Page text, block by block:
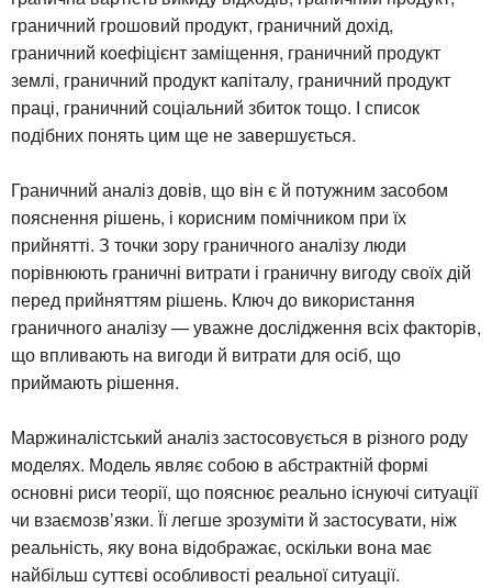
граничний грошовий продукт, граничний дохід,
граничний коефіцієнт заміщення, граничний продукт
землі, граничний продукт капіталу, граничний продукт
праці, граничний соціальний збиток тощо. І список
подібних понять цим ще не завершується.
Граничний аналіз довів, що він є й потужним засобом
пояснення рішень, і корисним помічником при їх
прийнятті. З точки зору граничного аналізу люди
порівнюють граничні витрати і граничну вигоду своїх дій
перед прийняттям рішень. Ключ до використання
граничного аналізу — уважне дослідження всіх факторів,
що впливають на вигоди й витрати для осіб, що
приймають рішення.
Маржиналістський аналіз застосовується в різного роду
моделях. Модель являє собою в абстрактній формі
основні риси теорії, що пояснює реально існуючі ситуації
чи взаємозв’язки. Її легше зрозуміти й застосувати, ніж
реальність, яку вона відображає, оскільки вона має
найбільш суттєві особливості реальної ситуації.